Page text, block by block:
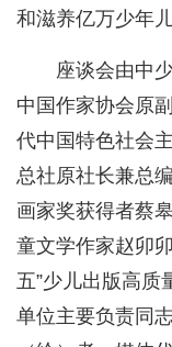
和滋养亿万少年
座谈会由中
中国作家协会原
代中国特色社会
总社原社长兼总
画家奖获得者蔡
童文学作家赵卯
五”少儿出版高质
单位主要负责同